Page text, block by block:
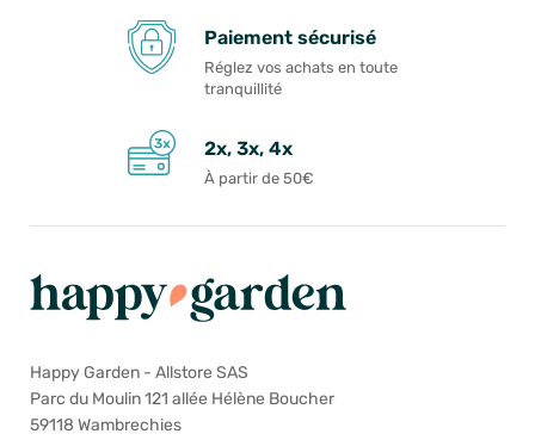
Paiement sécurisé
Réglez vos achats en toute
tranquillité
2x, 3x, 4x
À partir de 50€
Happy Garden - Allstore SAS
Parc du Moulin 121 allée Hélène Boucher
59118 Wambrechies